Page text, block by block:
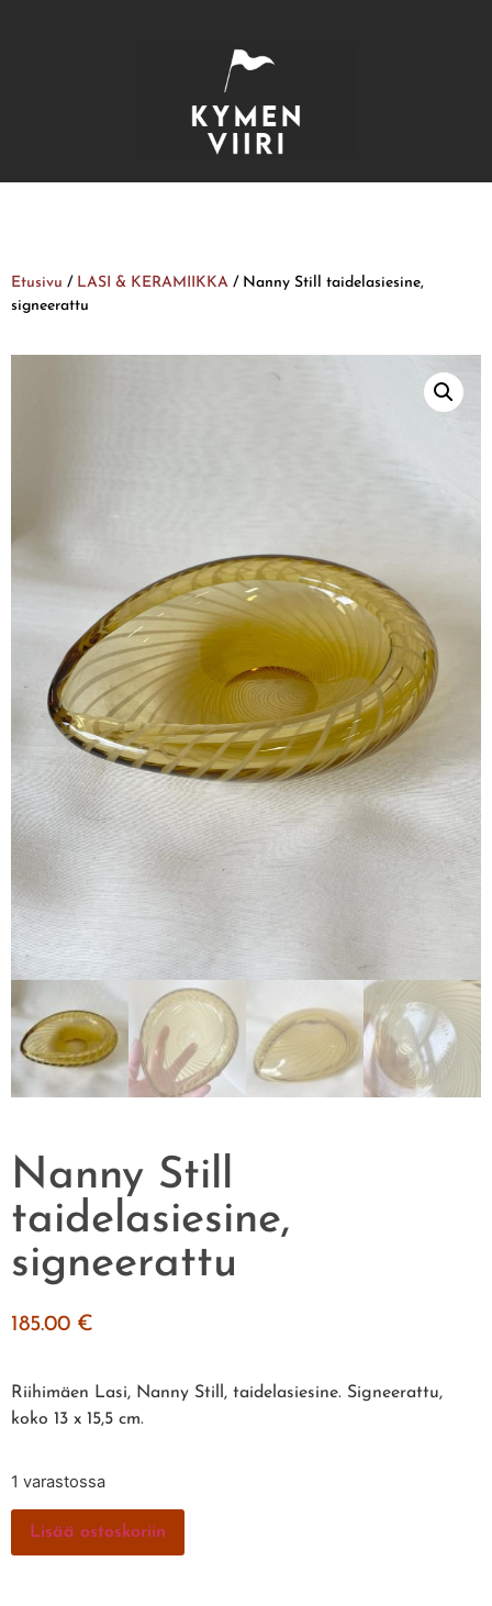
Etusivu / LASI & KERAMIIKKA / Nanny Still taidelasiesine,
signeerattu
Nanny Still
taidelasiesine,
signeerattu
185.00 €
Riihimäen Lasi, Nanny Still, taidelasiesine. Signeerattu,
koko 13 x 15,5 cm.
1 varastossa
Lisää ostoskoriin